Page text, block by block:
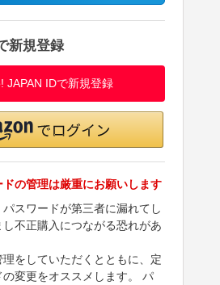
新規登録
JAPAN IDで新規登録
の管理は厳重にお願いします
スワードが第三者に漏れてし
し不正購入につながる恐れがあ
をしていただくとともに、定
変更をオススメします。 パ